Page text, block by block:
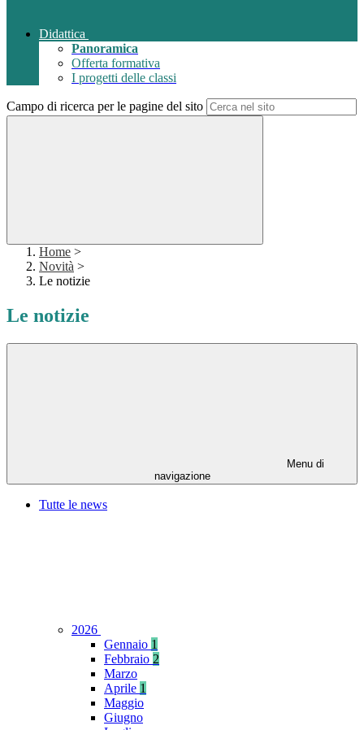
Didattica
Panoramica
Offerta formativa
I progetti delle classi
Campo di ricerca per le pagine del sito
Home >
Novità >
Le notizie
Le notizie
Menu di
navigazione
Tutte le news
2026
Gennaio 1
Febbraio 2
Marzo
Aprile 1
Maggio
Giugno